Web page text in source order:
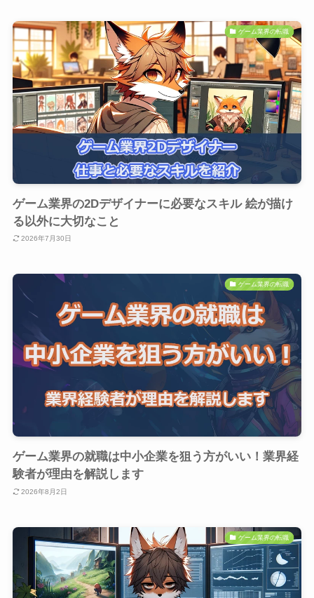
ゲーム業界の転職
ゲーム業界の2Dデザイナーに必要なスキル 絵が描け
る以外に大切なこと
2026年7月30日
ゲーム業界の転職
ゲーム業界の就職は中小企業を狙う方がいい！業界経
験者が理由を解説します
2026年8月2日
ゲーム業界の転職